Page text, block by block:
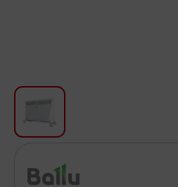
Посуда
Хозяйственные товары
Самокаты и Гироскутеры